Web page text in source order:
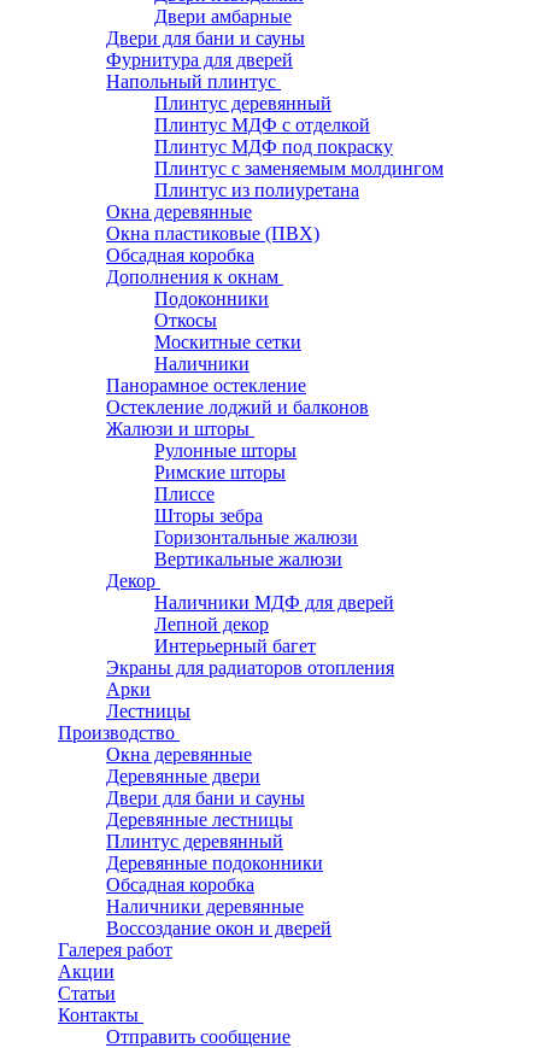
Двери амбарные
Двери для бани и сауны
Фурнитура для дверей
Напольный плинтус
Плинтус деревянный
Плинтус МДФ с отделкой
Плинтус МДФ под покраску
Плинтус с заменяемым молдингом
Плинтус из полиуретана
Окна деревянные
Окна пластиковые (ПВХ)
Обсадная коробка
Дополнения к окнам
Подоконники
Откосы
Москитные сетки
Наличники
Панорамное остекление
Остекление лоджий и балконов
Жалюзи и шторы
Рулонные шторы
Римские шторы
Плиссе
Шторы зебра
Горизонтальные жалюзи
Вертикальные жалюзи
Декор
Наличники МДФ для дверей
Лепной декор
Интерьерный багет
Экраны для радиаторов отопления
Арки
Лестницы
Производство
Окна деревянные
Деревянные двери
Двери для бани и сауны
Деревянные лестницы
Плинтус деревянный
Деревянные подоконники
Обсадная коробка
Наличники деревянные
Воссоздание окон и дверей
Галерея работ
Акции
Статьи
Контакты
Отправить сообщение